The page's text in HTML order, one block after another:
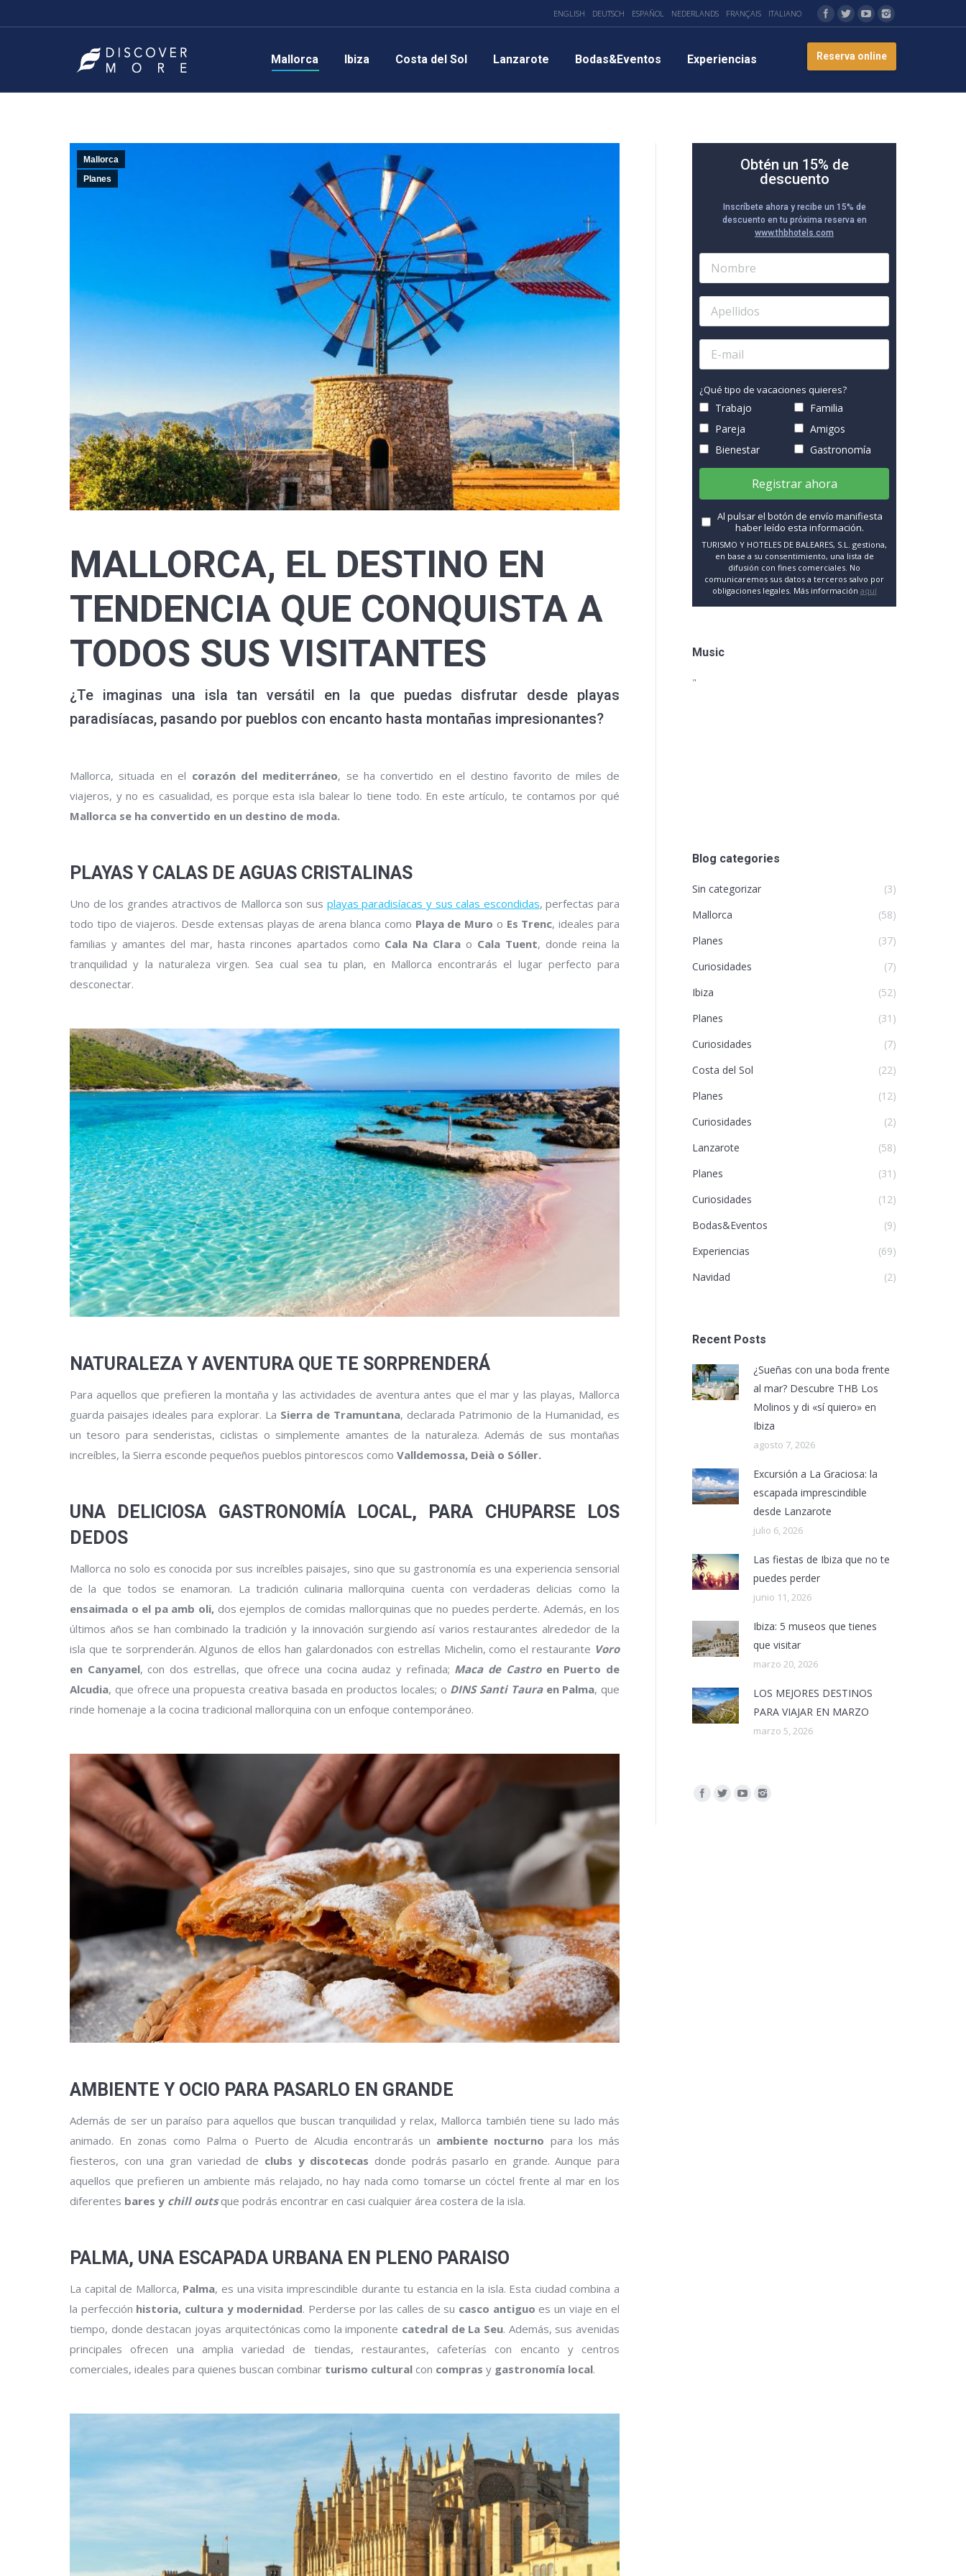
ENGLISH DEUTSCH ESPAÑOL NEDERLANDS FRANÇAIS ITALIANO
Mallorca Ibiza Costa del Sol Lanzarote Bodas&Eventos Experiencias Reserva online
Mallorca
Planes
MALLORCA, EL DESTINO EN
TENDENCIA QUE CONQUISTA A
TODOS SUS VISITANTES
¿Te imaginas una isla tan versátil en la que puedas disfrutar desde playas
paradisíacas, pasando por pueblos con encanto hasta montañas impresionantes?
Mallorca, situada en el corazón del mediterráneo, se ha convertido en el destino favorito de miles de
viajeros, y no es casualidad, es porque esta isla balear lo tiene todo. En este artículo, te contamos por qué
Mallorca se ha convertido en un destino de moda.
PLAYAS Y CALAS DE AGUAS CRISTALINAS
Uno de los grandes atractivos de Mallorca son sus playas paradisíacas y sus calas escondidas, perfectas para
todo tipo de viajeros. Desde extensas playas de arena blanca como Playa de Muro o Es Trenc, ideales para
familias y amantes del mar, hasta rincones apartados como Cala Na Clara o Cala Tuent, donde reina la
tranquilidad y la naturaleza virgen. Sea cual sea tu plan, en Mallorca encontrarás el lugar perfecto para
desconectar.
NATURALEZA Y AVENTURA QUE TE SORPRENDERÁ
Para aquellos que prefieren la montaña y las actividades de aventura antes que el mar y las playas, Mallorca
guarda paisajes ideales para explorar. La Sierra de Tramuntana, declarada Patrimonio de la Humanidad, es
un tesoro para senderistas, ciclistas o simplemente amantes de la naturaleza. Además de sus montañas
increíbles, la Sierra esconde pequeños pueblos pintorescos como Valldemossa, Deià o Sóller.
UNA DELICIOSA GASTRONOMÍA LOCAL, PARA CHUPARSE LOS
DEDOS
Mallorca no solo es conocida por sus increíbles paisajes, sino que su gastronomía es una experiencia sensorial
de la que todos se enamoran. La tradición culinaria mallorquina cuenta con verdaderas delicias como la
ensaimada o el pa amb oli,dos ejemplos de comidas mallorquinas que no puedes perderte. Además, en los
últimos años se han combinado la tradición y la innovación surgiendo así varios restaurantes alrededor de la
isla que te sorprenderán. Algunos de ellos han galardonados con estrellas Michelin, como el restaurante Voro
en Canyamel, con dos estrellas, que ofrece una cocina audaz y refinada; Maca de Castro en Puerto de
Alcudia, que ofrece una propuesta creativa basada en productos locales; o DINS Santi Taura en Palma, que
rinde homenaje a la cocina tradicional mallorquina con un enfoque contemporáneo.
AMBIENTE Y OCIO PARA PASARLO EN GRANDE
Además de ser un paraíso para aquellos que buscan tranquilidad y relax, Mallorca también tiene su lado más
animado. En zonas como Palma o Puerto de Alcudia encontrarás un ambiente nocturno para los más
fiesteros, con una gran variedad de clubs y discotecas donde podrás pasarlo en grande. Aunque para
aquellos que prefieren un ambiente más relajado, no hay nada como tomarse un cóctel frente al mar en los
diferentes bares y chill outsque podrás encontrar en casi cualquier área costera de la isla.
PALMA, UNA ESCAPADA URBANA EN PLENO PARAISO
La capital de Mallorca, Palma, es una visita imprescindible durante tu estancia en la isla. Esta ciudad combina a
la perfección historia, cultura y modernidad. Perderse por las calles de su casco antiguo es un viaje en el
tiempo, donde destacan joyas arquitectónicas como la imponente catedral de La Seu. Además, sus avenidas
principales ofrecen una amplia variedad de tiendas, restaurantes, cafeterías con encanto y centros
comerciales, ideales para quienes buscan combinar turismo cultural con compras y gastronomía local.
Obtén un 15% de
descuento
Inscríbete ahora y recibe un 15% de
descuento en tu próxima reserva en
www.thbhotels.com
¿Qué tipo de vacaciones quieres?
Trabajo
Familia
Pareja
Amigos
Bienestar
Gastronomía
Registrar ahora
Al pulsar el botón de envío manifiesta
haber leído esta información.
TURISMO Y HOTELES DE BALEARES, S.L. gestiona,
en base a su consentimiento, una lista de
difusión con fines comerciales. No
comunicaremos sus datos a terceros salvo por
obligaciones legales. Más información aquí
Music
"
Blog categories
Sin categorizar
(3)
Mallorca
(58)
Planes
(37)
Curiosidades
(7)
Ibiza
(52)
Planes
(31)
Curiosidades
(7)
Costa del Sol
(22)
Planes
(12)
Curiosidades
(2)
Lanzarote
(58)
Planes
(31)
Curiosidades
(12)
Bodas&Eventos
(9)
Experiencias
(69)
Navidad
(2)
Recent Posts
¿Sueñas con una boda frente
al mar? Descubre THB Los
Molinos y di «sí quiero» en
Ibiza
agosto 7, 2026
Excursión a La Graciosa: la
escapada imprescindible
desde Lanzarote
julio 6, 2026
Las fiestas de Ibiza que no te
puedes perder
junio 11, 2026
Ibiza: 5 museos que tienes
que visitar
marzo 20, 2026
LOS MEJORES DESTINOS
PARA VIAJAR EN MARZO
marzo 5, 2026
Encuéntranos en: